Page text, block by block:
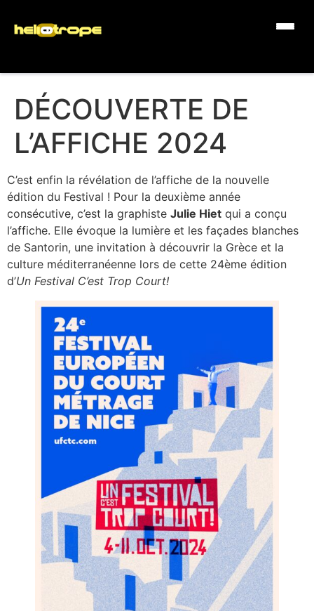
DÉCOUVERTE DE
L’AFFICHE 2024
C’est enfin la révélation de l’affiche de la nouvelle
édition du Festival ! Pour la deuxième année
consécutive, c’est la graphiste Julie Hiet qui a conçu
l’affiche. Elle évoque la lumière et les façades blanches
de Santorin, une invitation à découvrir la Grèce et la
culture méditerranéenne lors de cette 24ème édition
d’Un Festival C’est Trop Court!